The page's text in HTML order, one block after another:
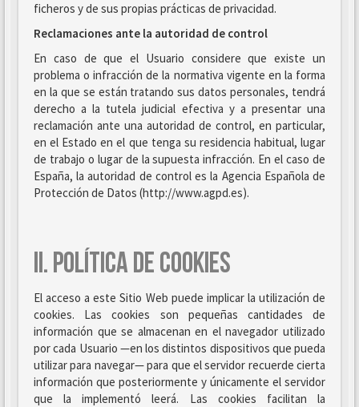
ficheros y de sus propias prácticas de privacidad.
Reclamaciones ante la autoridad de control
En caso de que el Usuario considere que existe un
problema o infracción de la normativa vigente en la forma
en la que se están tratando sus datos personales, tendrá
derecho a la tutela judicial efectiva y a presentar una
reclamación ante una autoridad de control, en particular,
en el Estado en el que tenga su residencia habitual, lugar
de trabajo o lugar de la supuesta infracción. En el caso de
España, la autoridad de control es la Agencia Española de
Protección de Datos (http://www.agpd.es).
II. POLÍTICA DE COOKIES
El acceso a este Sitio Web puede implicar la utilización de
cookies. Las cookies son pequeñas cantidades de
información que se almacenan en el navegador utilizado
por cada Usuario —en los distintos dispositivos que pueda
utilizar para navegar— para que el servidor recuerde cierta
información que posteriormente y únicamente el servidor
que la implementó leerá. Las cookies facilitan la